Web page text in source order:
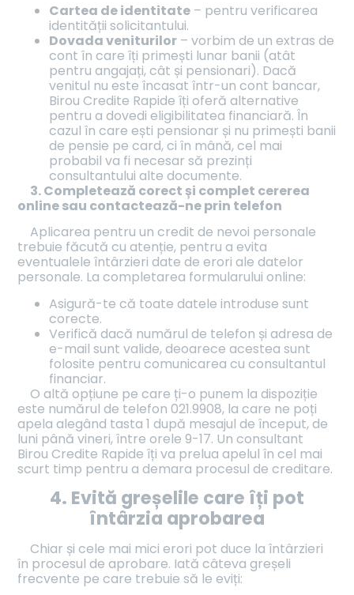
Cartea de identitate – pentru verificarea
identității solicitantului.
Dovada veniturilor – vorbim de un extras de
cont în care îți primești lunar banii (atât
pentru angajați, cât și pensionari). Dacă
venitul nu este încasat într-un cont bancar,
Birou Credite Rapide îți oferă alternative
pentru a dovedi eligibilitatea financiară. În
cazul în care ești pensionar și nu primești banii
de pensie pe card, ci în mână, cel mai
probabil va fi necesar să prezinți
consultantului alte documente.
3. Completează corect și complet cererea
online sau contactează-ne prin telefon
Aplicarea pentru un credit de nevoi personale
trebuie făcută cu atenție, pentru a evita
eventualele întârzieri date de erori ale datelor
personale. La completarea formularului online:
Asigură-te că toate datele introduse sunt
corecte.
Verifică dacă numărul de telefon și adresa de
e-mail sunt valide, deoarece acestea sunt
folosite pentru comunicarea cu consultantul
financiar.
O altă opțiune pe care ți-o punem la dispoziție
este numărul de telefon 021.9908, la care ne poți
apela alegând tasta 1 după mesajul de început, de
luni până vineri, între orele 9-17. Un consultant
Birou Credite Rapide îți va prelua apelul în cel mai
scurt timp pentru a demara procesul de creditare.
4. Evită greșelile care îți pot
întârzia aprobarea
Chiar și cele mai mici erori pot duce la întârzieri
în procesul de aprobare. Iată câteva greșeli
frecvente pe care trebuie să le eviți: